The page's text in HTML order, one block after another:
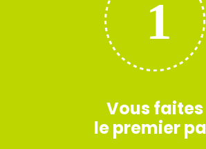
Vous faites
le premier